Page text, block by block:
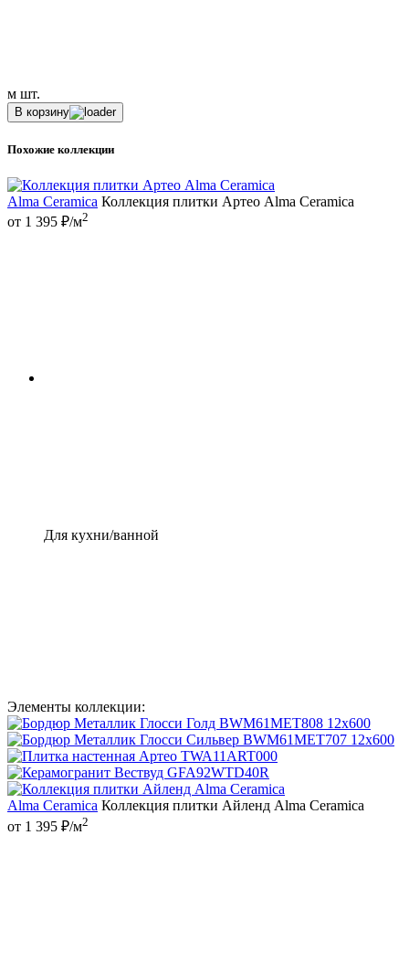
м шт.
В корзину
Похожие коллекции
Alma Ceramica Коллекция плитки Артео Аlma Ceramica
от 1 395 ₽/м2
Для кухни/ванной
Элементы коллекции:
Alma Ceramica Коллекция плитки Айленд Аlma Ceramica
от 1 395 ₽/м2